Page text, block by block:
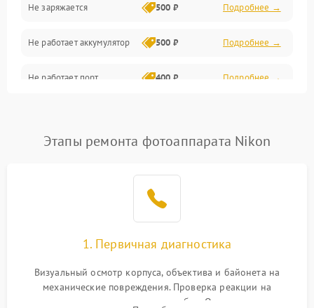
Объективы
Программные сбои
Коммуникации и интерфейсы
Не заряжается 500 ₽ Подробнее →
Не работает аккумулятор 500 ₽ Подробнее →
Не работает порт 400 ₽ Подробнее →
Этапы ремонта фотоаппарата Nikon
1. Первичная диагностика
Визуальный осмотр корпуса, объектива и байонета на
механические повреждения. Проверка реакции на
включение, считывание кодов ошибок. Оценка состояния